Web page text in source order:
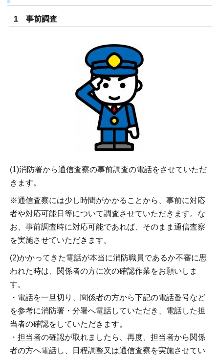
1 事前調査
(1)消防署から通信査察の事前調査の電話をさせていただ
きます。
※通信査察には少し時間がかかることから、事前に対応
者や対応可能日等について調査させていただきます。な
お、事前調査時に対応可能であれば、そのまま通信査察
を実施させていただきます。
(2)かかってきた電話が本当に消防職員であるか不審に思
われた時は、関係者の方に次の確認作業をお願いしま
す。
・電話を一旦切り、関係者の方から下記の電話番号など
を参考に消防署・分署へ電話していただき、電話した担
当者の確認をしていただきます。
・担当者の確認が取れましたら、再度、担当者から関係
者の方へ電話し、日程調整又は通信査察を実施させてい